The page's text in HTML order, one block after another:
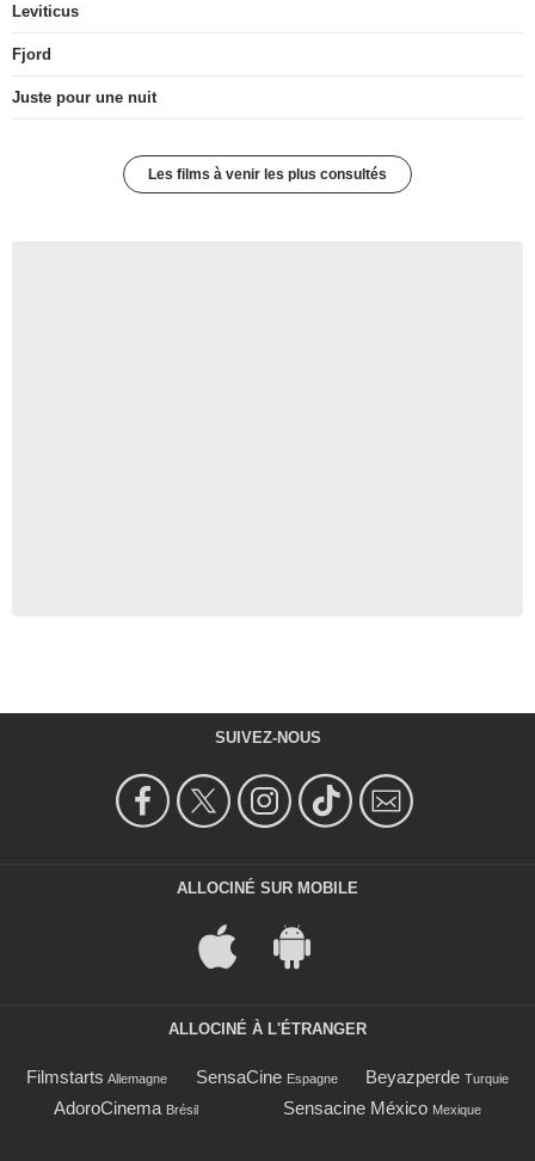
Leviticus
Fjord
Juste pour une nuit
Les films à venir les plus consultés
SUIVEZ-NOUS
ALLOCINÉ SUR MOBILE
ALLOCINÉ À L'ÉTRANGER
Filmstarts Allemagne SensaCine Espagne Beyazperde Turquie
AdoroCinema Brésil Sensacine México Mexique